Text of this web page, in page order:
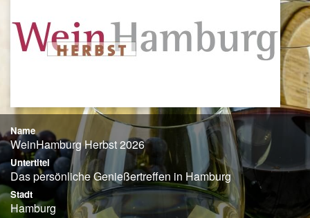
Name
WeinHamburg Herbst 2026
Untertitel
Das persönliche Genießertreffen in Hamburg
Stadt
Hamburg